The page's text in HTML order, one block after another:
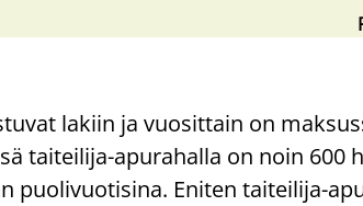
lakiin ja vuosittain on
taiteilija-apurahalla on noin 600
puolivuotisina. Eniten taiteilija-